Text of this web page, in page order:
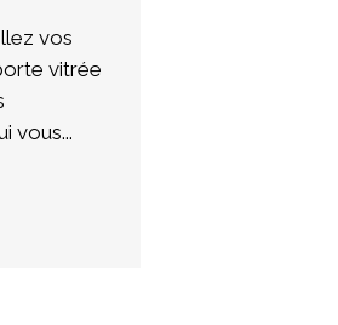
vos
vitrée
vous...